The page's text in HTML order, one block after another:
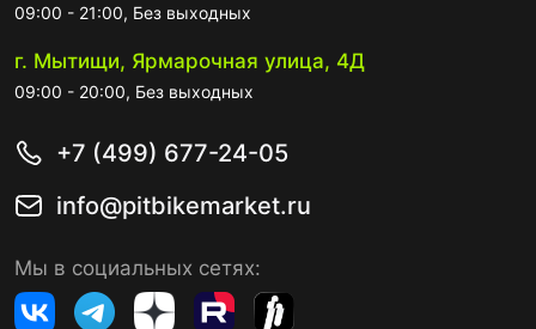
09:00 - 21:00, Без выходных
г. Мытищи, Ярмарочная улица, 4Д
09:00 - 20:00, Без выходных
+7 (499) 677-24-05
info@pitbikemarket.ru
Мы в социальных сетях: